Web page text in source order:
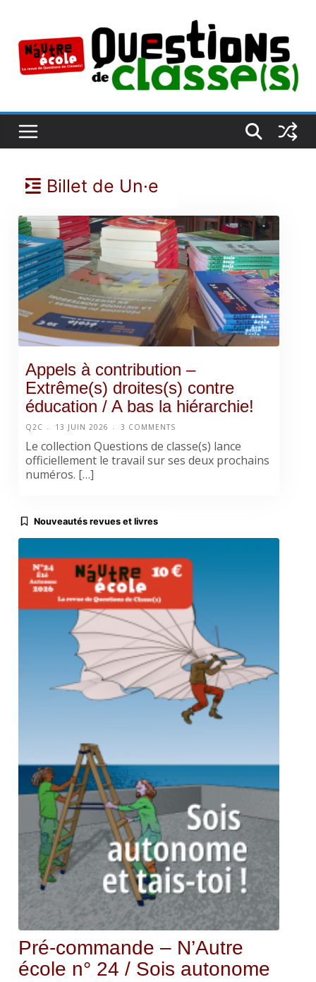
contenu
Billet de Un·e
Appels à contribution –
Extrême(s) droites(s) contre
éducation / A bas la hiérarchie!
Q2C 13 JUIN 2026 3 COMMENTS
Le collection Questions de classe(s) lance
officiellement le travail sur ses deux prochains
numéros. […]
Nouveautés revues et livres
Pré-commande – N’Autre
école n° 24 / Sois autonome